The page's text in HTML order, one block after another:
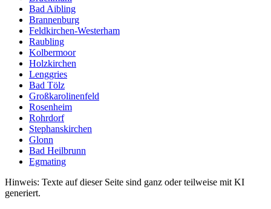
Bad Aibling
Brannenburg
Feldkirchen-Westerham
Raubling
Kolbermoor
Holzkirchen
Lenggries
Bad Tölz
Großkarolinenfeld
Rosenheim
Rohrdorf
Stephanskirchen
Glonn
Bad Heilbrunn
Egmating
Hinweis: Texte auf dieser Seite sind ganz oder teilweise mit KI
generiert.